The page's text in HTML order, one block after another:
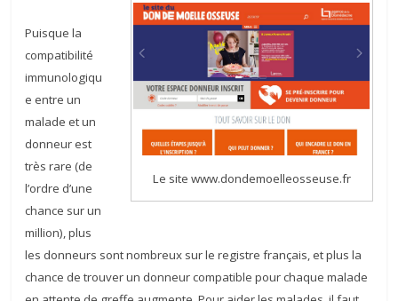
Le site www.dondemoelleosseuse.fr
Puisque la
compatibilité
immunologiqu
e entre un
malade et un
donneur est
très rare (de
l’ordre d’une
chance sur un
million), plus
les donneurs sont nombreux sur le registre français, et plus la
chance de trouver un donneur compatible pour chaque malade